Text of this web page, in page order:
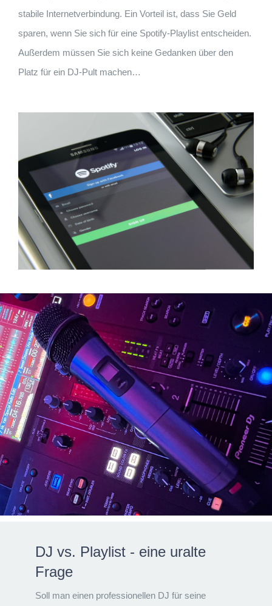
stabile Internetverbindung. Ein Vorteil ist, dass Sie Geld
sparen, wenn Sie sich für eine Spotify-Playlist entscheiden.
Außerdem müssen Sie sich keine Gedanken über den
Platz für ein DJ-Pult machen…
DJ vs. Playlist - eine uralte
Frage
Soll man einen professionellen DJ für seine